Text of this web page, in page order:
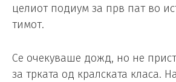
целиот подиум за прв пат во
тимот.
Се очекуваше дожд, но не
за трката од кралската класа.